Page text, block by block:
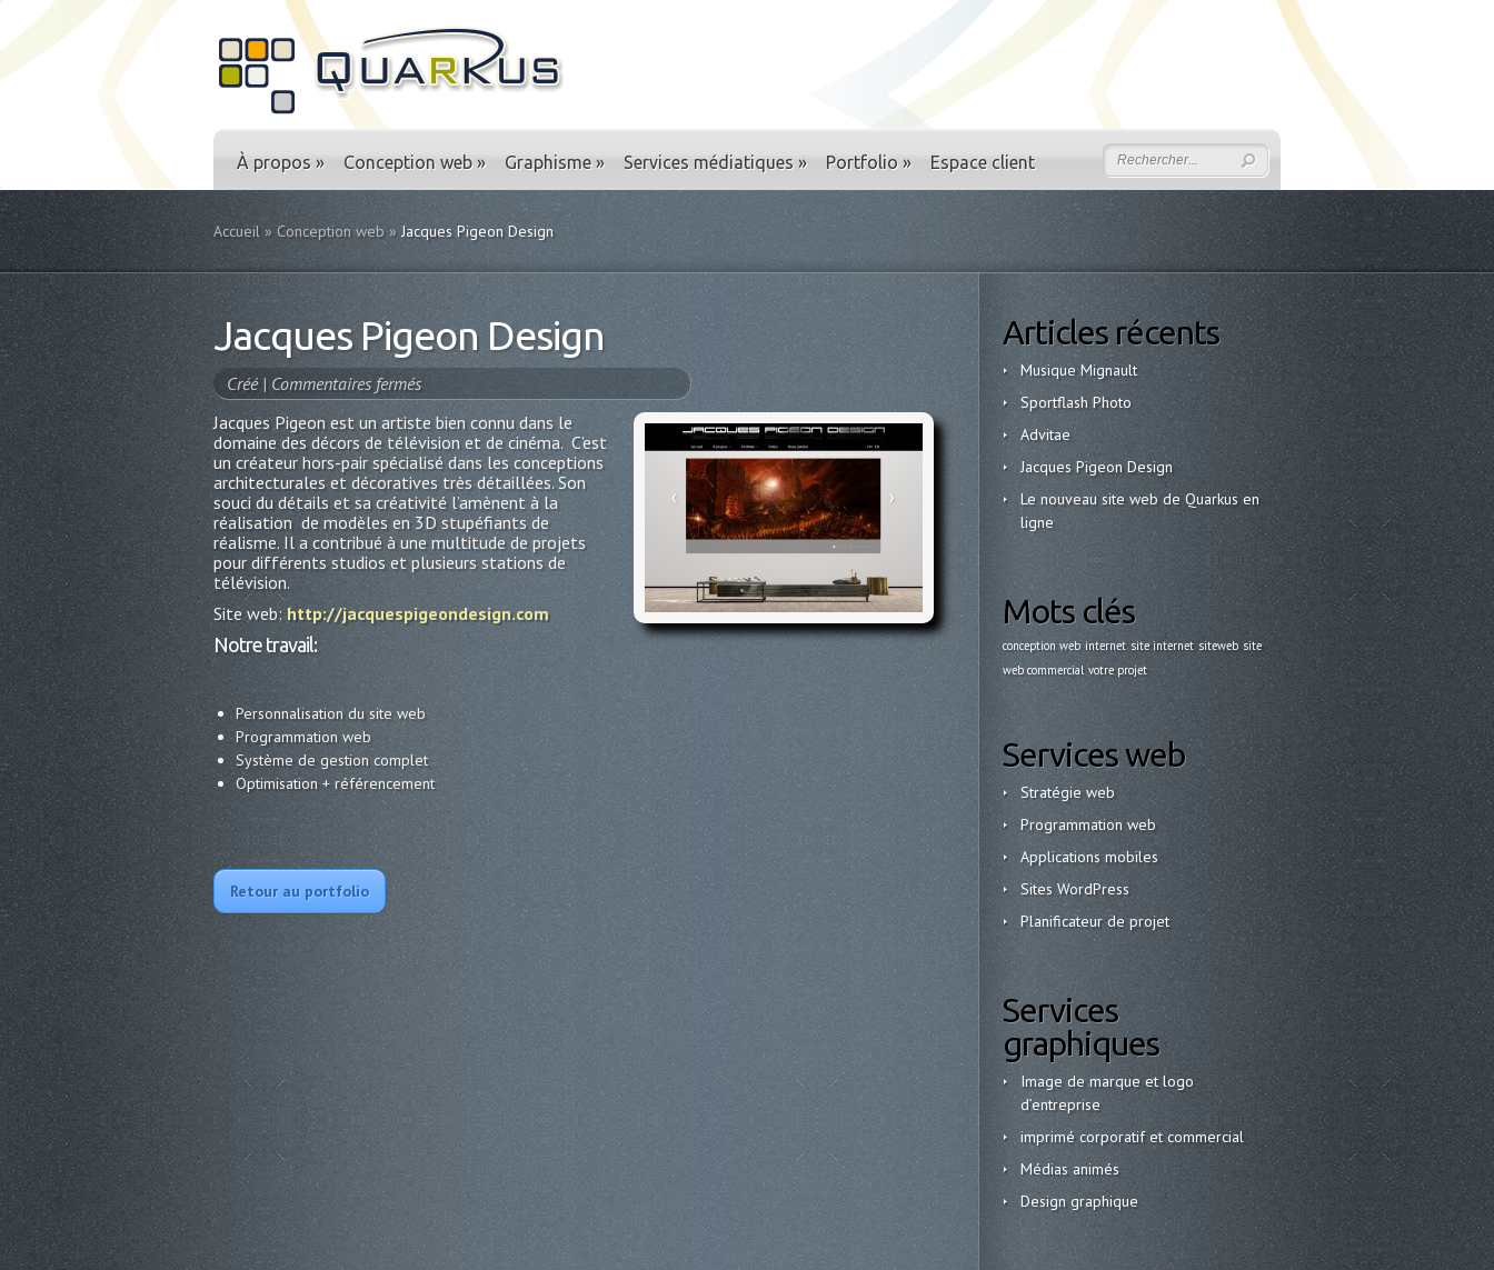
À propos » Conception web» Graphisme» Services médiatiques » Portfolio » Espace client
Accueil » Conception web » Jacques Pigeon Design
Jacques Pigeon Design
Créé | Commentaires ferméssur
Jacques
Pigeon
Design
Jacques Pigeon est un artiste bien connu dans le
domaine des décors de télévision et de cinéma. C’est
un créateur hors-pair spécialisé dans les conceptions
architecturales et décoratives très détaillées. Son
souci du détails et sa créativité l’amènent à la
réalisation de modèles en 3D stupéfiants de
réalisme. Il a contribué à une multitude de projets
pour différents studios et plusieurs stations de
télévision.
Site web: http://jacquespigeondesign.com
Notre travail:
Personnalisation du site web
Programmation web
Système de gestion complet
Optimisation + référencement
Retour au portfolio
Articles récents
Musique Mignault
Sportflash Photo
Advitae
Jacques Pigeon Design
Le nouveau site web de Quarkus en
ligne
Mots clés
conception web internet site internet siteweb site
web commercial votre projet
Services web
Stratégie web
Programmation web
Applications mobiles
Sites WordPress
Planificateur de projet
Services
graphiques
Image de marque et logo
d’entreprise
imprimé corporatif et commercial
Médias animés
Design graphique